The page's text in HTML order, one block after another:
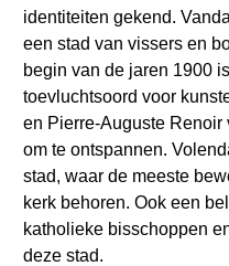
identiteiten gekend.
een stad van vissers en
begin van de jaren 1900
toevluchtsoord voor
en Pierre-Auguste Renoir
om te ontspannen.
stad, waar de meeste
kerk behoren. Ook een
katholieke bisschoppen
deze stad.